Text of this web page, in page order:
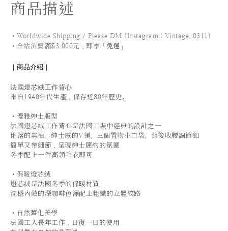
商品描述
•Worldwide Shipping / Please DM (Instagram：Vintage_0311 )
• 全站消費滿$3,000元，即享「 免運 」
｜商品介紹｜
法國燈芯絨工作背心
來自1940年代生產，保存近80年歷史。
•優雅紳士版型
法國燈芯絨工作背心是法國工裝中經典的設計之一
俐落的無袖、紳士感的V領、三個置物小口袋、背後收腰調節釦
簡單又帶細節，呈現紳士簡約的氛圍
冬季配上一件高領毛衣即可
•保暖燈芯絨
燈芯絨是法國冬季的保暖材質
沈穩內斂的深咖啡色澤配上粗織的立體紋路
•自然舊化美學
法國工人長年工作，日復一日的使用